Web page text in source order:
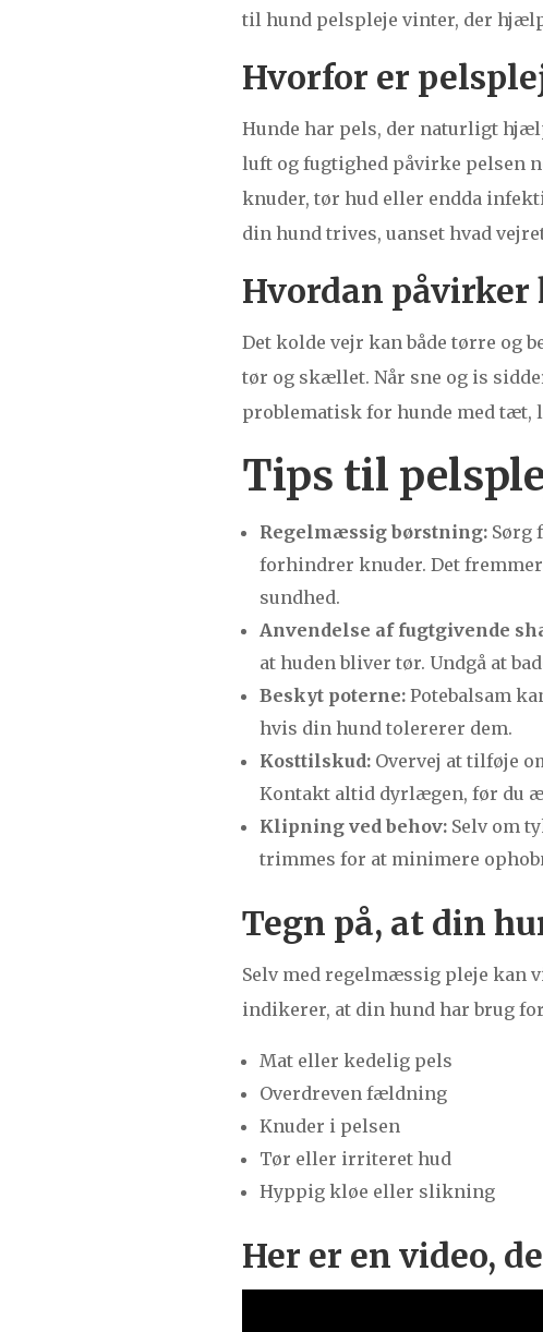
til hund pelspleje vinter, der
Hvorfor er
Hunde har pels, der naturligt
luft og fugtighed påvirke pelsen
knuder, tør hud eller endda
din hund trives, uanset hvad
Hvordan påvirker
Det kolde vejr kan både tørre og
tør og skællet. Når sne og is
problematisk for hunde med tæt,
Tips til
Regelmæssig børstning: Sørg
forhindrer knuder. Det
sundhed.
Anvendelse af fugtgivende
at huden bliver tør. Undgå at
Beskyt poterne: Potebalsam
hvis din hund tolererer dem.
Kosttilskud: Overvej at tilføje
Kontakt altid dyrlægen, før du
Klipning ved behov: Selv om
trimmes for at minimere
Tegn på, at din
Selv med regelmæssig pleje kan
indikerer, at din hund har brug
Mat eller kedelig pels
Overdreven fældning
Knuder i pelsen
Tør eller irriteret hud
Hyppig kløe eller slikning
Her er en video,